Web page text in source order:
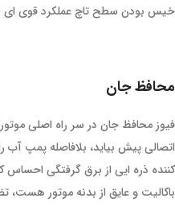
خیس بودن سطح تاچ عملکرد قوی ای
محافظ جان
اتصالی پیش بیاید، بلافاصله پمپ آب
کننده ذره ایی از برق گرفتگی
باکالیت و عایق از بدنه موتور هست،